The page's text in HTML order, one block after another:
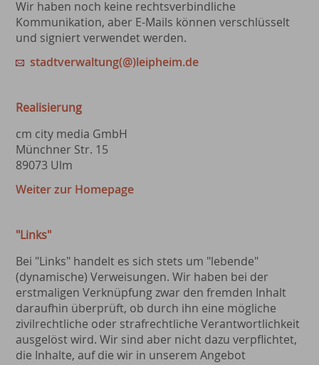
Wir haben noch keine rechtsverbindliche
Kommunikation, aber E-Mails können verschlüsselt
und signiert verwendet werden.
stadtverwaltung(@)leipheim.de
Realisierung
cm city media GmbH
Münchner Str. 15
89073 Ulm
Weiter zur Homepage
"Links"
Bei "Links" handelt es sich stets um "lebende"
(dynamische) Verweisungen. Wir haben bei der
erstmaligen Verknüpfung zwar den fremden Inhalt
daraufhin überprüft, ob durch ihn eine mögliche
zivilrechtliche oder strafrechtliche Verantwortlichkeit
ausgelöst wird. Wir sind aber nicht dazu verpflichtet,
die Inhalte, auf die wir in unserem Angebot